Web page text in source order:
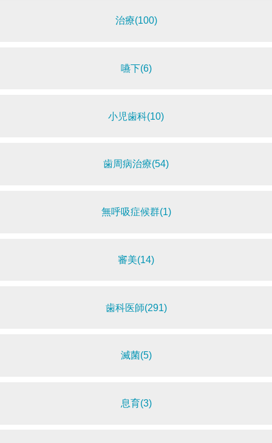
治療(100)
嚥下(6)
小児歯科(10)
歯周病治療(54)
無呼吸症候群(1)
審美(14)
歯科医師(291)
滅菌(5)
息育(3)